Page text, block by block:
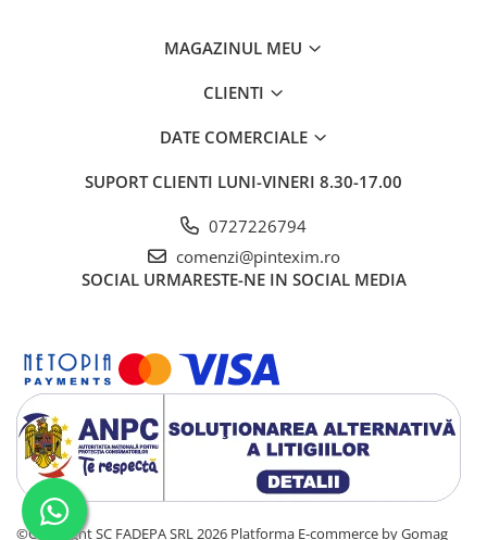
Cerneala si rezerva pentru stilou
Creioane mecanice si rezerve
Markere permanente
Markere vopsea / creta lichida
Markere speciale pentru desen
Markere textile
Pixuri si rezerve
Stilouri
MAGAZINUL MEU
CLIENTI
DATE COMERCIALE
SUPORT CLIENTI LUNI-VINERI 8.30-17.00
0727226794
comenzi@pintexim.ro
SOCIAL URMARESTE-NE IN SOCIAL MEDIA
©Copyright SC FADEPA SRL 2026 Platforma E-commerce by Gomag